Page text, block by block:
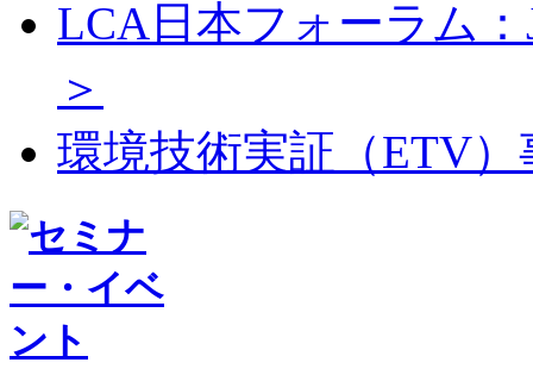
LCA日本フォーラム
＞
環境技術実証（ETV